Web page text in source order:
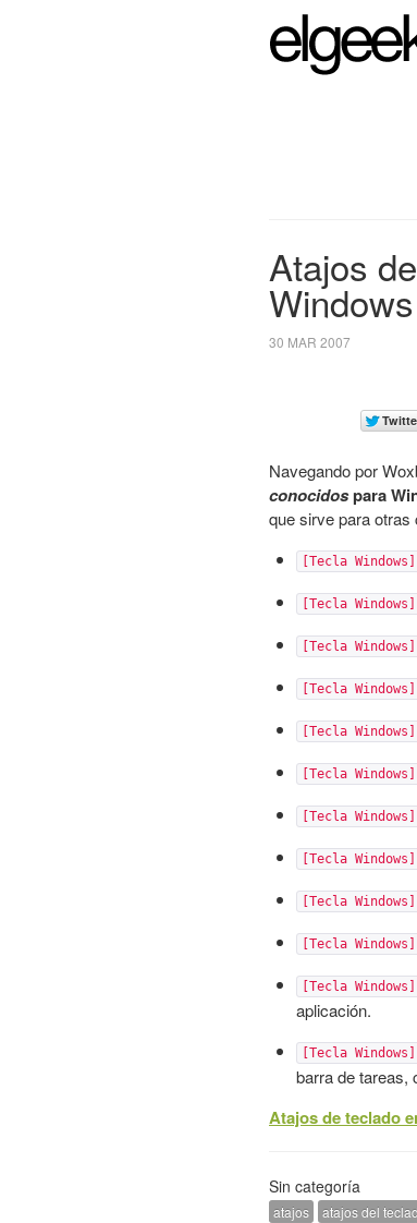
Atajos
Windows
30 MAR 2007
Navegando por
conocidospara
que sirve para
[Tecla
[Tecla
[Tecla
[Tecla
[Tecla
[Tecla
[Tecla
[Tecla
[Tecla
[Tecla
[Tecla
aplicación.
[Tecla
barra de tareas,
Atajos de teclado
Sin categoría
atajos atajos del